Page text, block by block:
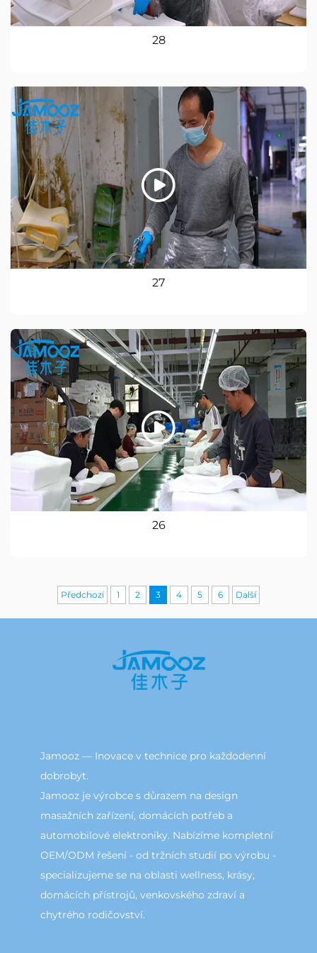
28
27
26
Předchozí 1 2 3 4 5 6 Další
Jamooz — Inovace v technice pro každodenní
dobrobyt.
Jamooz je výrobce s důrazem na design
masažních zařízení, domácích potřeb a
automobilové elektroniky. Nabízíme kompletní
OEM/ODM řešení - od tržních studií po výrobu -
specializujeme se na oblasti wellness, krásy,
domácích přístrojů, venkovského zdraví a
chytrého rodičovství.